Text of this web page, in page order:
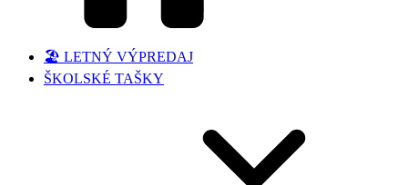
🏖️ LETNÝ VÝPREDAJ
ŠKOLSKÉ TAŠKY